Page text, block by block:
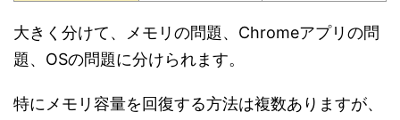
大きく分けて、メモリの問題、Chromeアプリの問
題、OSの問題に分けられます。
特にメモリ容量を回復する方法は複数ありますが、